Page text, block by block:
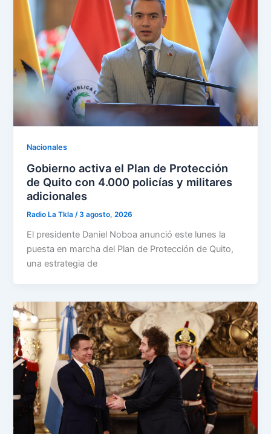
Nacionales
Gobierno activa el Plan de Protección
de Quito con 4.000 policías y militares
adicionales
Radio La Tkla/3 agosto, 2026
El presidente Daniel Noboa anunció este lunes la
puesta en marcha del Plan de Protección de Quito,
una estrategia de